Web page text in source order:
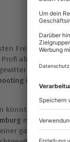
Freunde und
ablichten
exklusiv für
in
könnt Ihr Euch
machen, um
ganz